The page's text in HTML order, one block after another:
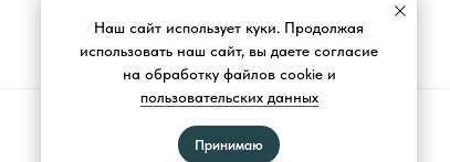
Наш сайт использует куки. Продолжая
использовать наш сайт, вы даете согласие
на обработку файлов cookie и
пользовательских данных
Принимаю